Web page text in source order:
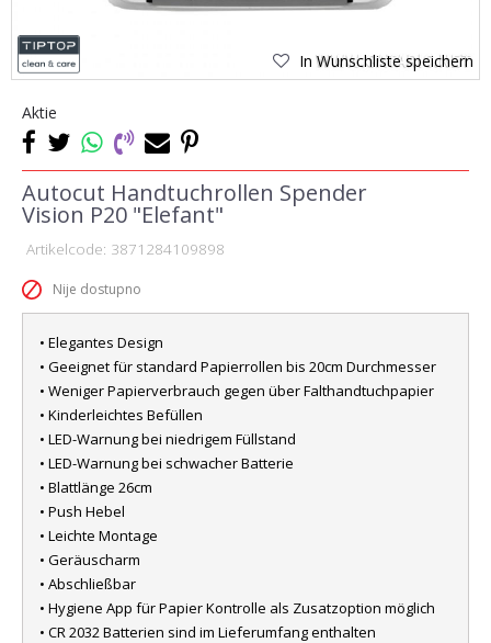
In Wunschliste speichern
Aktie
Autocut Handtuchrollen Spender
Vision P20 "Elefant"
Artikelcode: 3871284109898
Nije dostupno
• Elegantes Design
• Geeignet für standard Papierrollen bis 20cm Durchmesser
• Weniger Papierverbrauch gegen über Falthandtuchpapier
• Kinderleichtes Befüllen
• LED-Warnung bei niedrigem Füllstand
• LED-Warnung bei schwacher Batterie
• Blattlänge 26cm
• Push Hebel
• Leichte Montage
• Geräuscharm
• Abschließbar
• Hygiene App für Papier Kontrolle als Zusatzoption möglich
• CR 2032 Batterien sind im Lieferumfang enthalten